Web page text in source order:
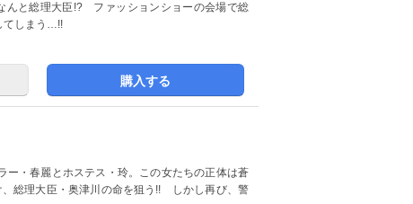
んと総理大臣!? ファッションショーの会場で総
てしまう…!!
購入する
ー・春麗とホステス・玲。この女たちの正体は蒼
総理大臣・奥津川の命を狙う!! しかし再び、警